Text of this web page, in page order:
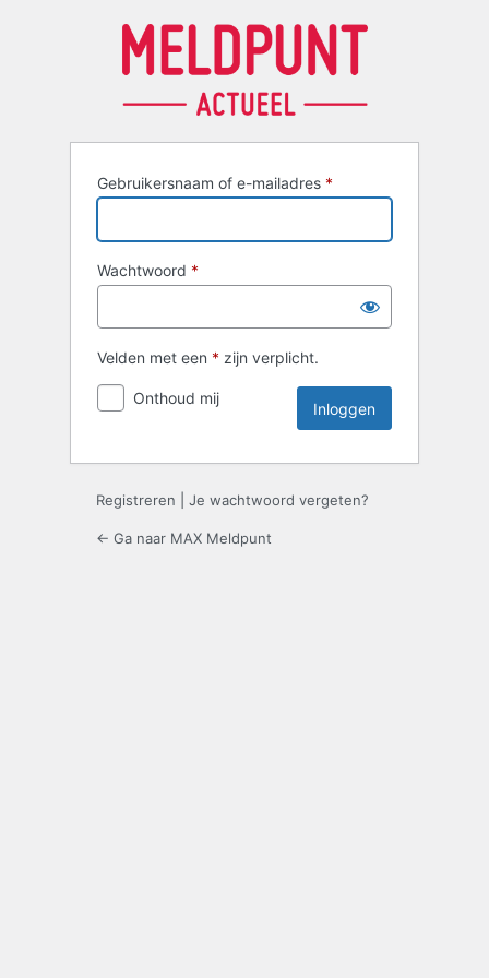
Gebruikersnaam of e-mailadres *
Wachtwoord *
Velden met een * zijn verplicht.
Onthoud mij
Registreren Je wachtwoord vergeten?
← Ga naar MAX Meldpunt